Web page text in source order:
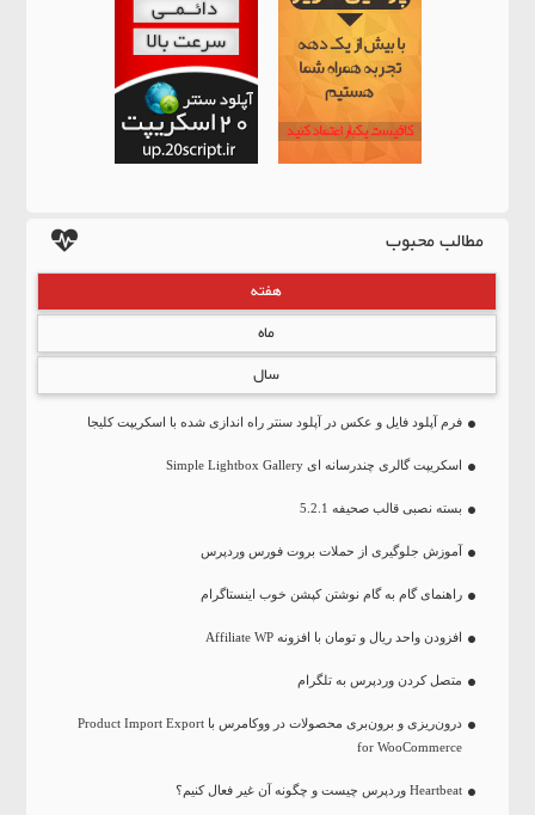
مطالب محبوب
هفته
ماه
سال
فرم آپلود فایل و عکس در آپلود سنتر راه اندازی شده با اسکریپت کلیجا
اسکریپت گالری چندرسانه ای Simple Lightbox Gallery
بسته نصبی قالب صحیفه 5.2.1
آموزش جلوگیری از حملات بروت فورس وردپرس
راهنمای گام به گام نوشتن کپشن خوب اینستاگرام
افزودن واحد ریال و تومان با افزونه Affiliate WP
متصل کردن وردپرس به تلگرام
درون‌ریزی و برون‌بری محصولات در ووکامرس با Product Import Export
for WooCommerce
Heartbeat وردپرس چیست و چگونه آن غیر فعال کنیم؟